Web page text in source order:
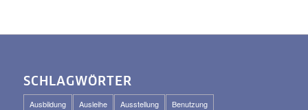
SCHLAGWÖRTER
Ausbildung Ausleihe Ausstellung
Benutzung